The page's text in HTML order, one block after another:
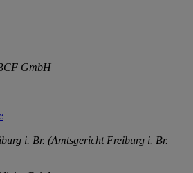
GmbH
i. Br. (Amtsgericht Freiburg i. Br.